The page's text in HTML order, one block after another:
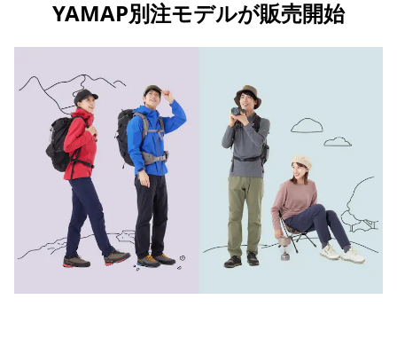
YAMAP別注モデルが販売開始